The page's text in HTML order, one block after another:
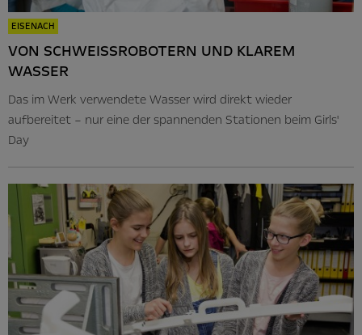
EISENACH
VON SCHWEISSROBOTERN UND KLAREM W
ASSER
Das im Werk verwendete Wasser wird direkt wieder
aufbereitet – nur eine der spannenden Stationen beim Girls'
Day